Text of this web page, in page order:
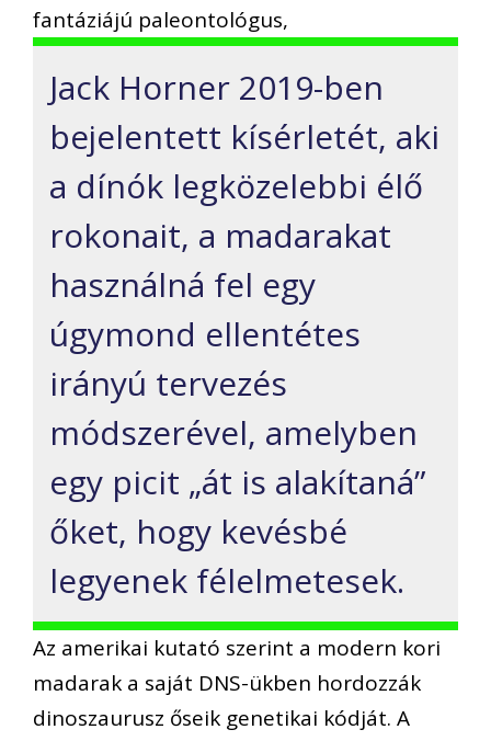
fantáziájú paleontológus,
Jack Horner 2019-ben
bejelentett kísérletét, aki
a dínók legközelebbi élő
rokonait, a madarakat
használná fel egy
úgymond ellentétes
irányú tervezés
módszerével, amelyben
egy picit „át is alakítaná”
őket, hogy kevésbé
legyenek félelmetesek.
Az amerikai kutató szerint a modern kori
madarak a saját DNS-ükben hordozzák
dinoszaurusz őseik genetikai kódját. A